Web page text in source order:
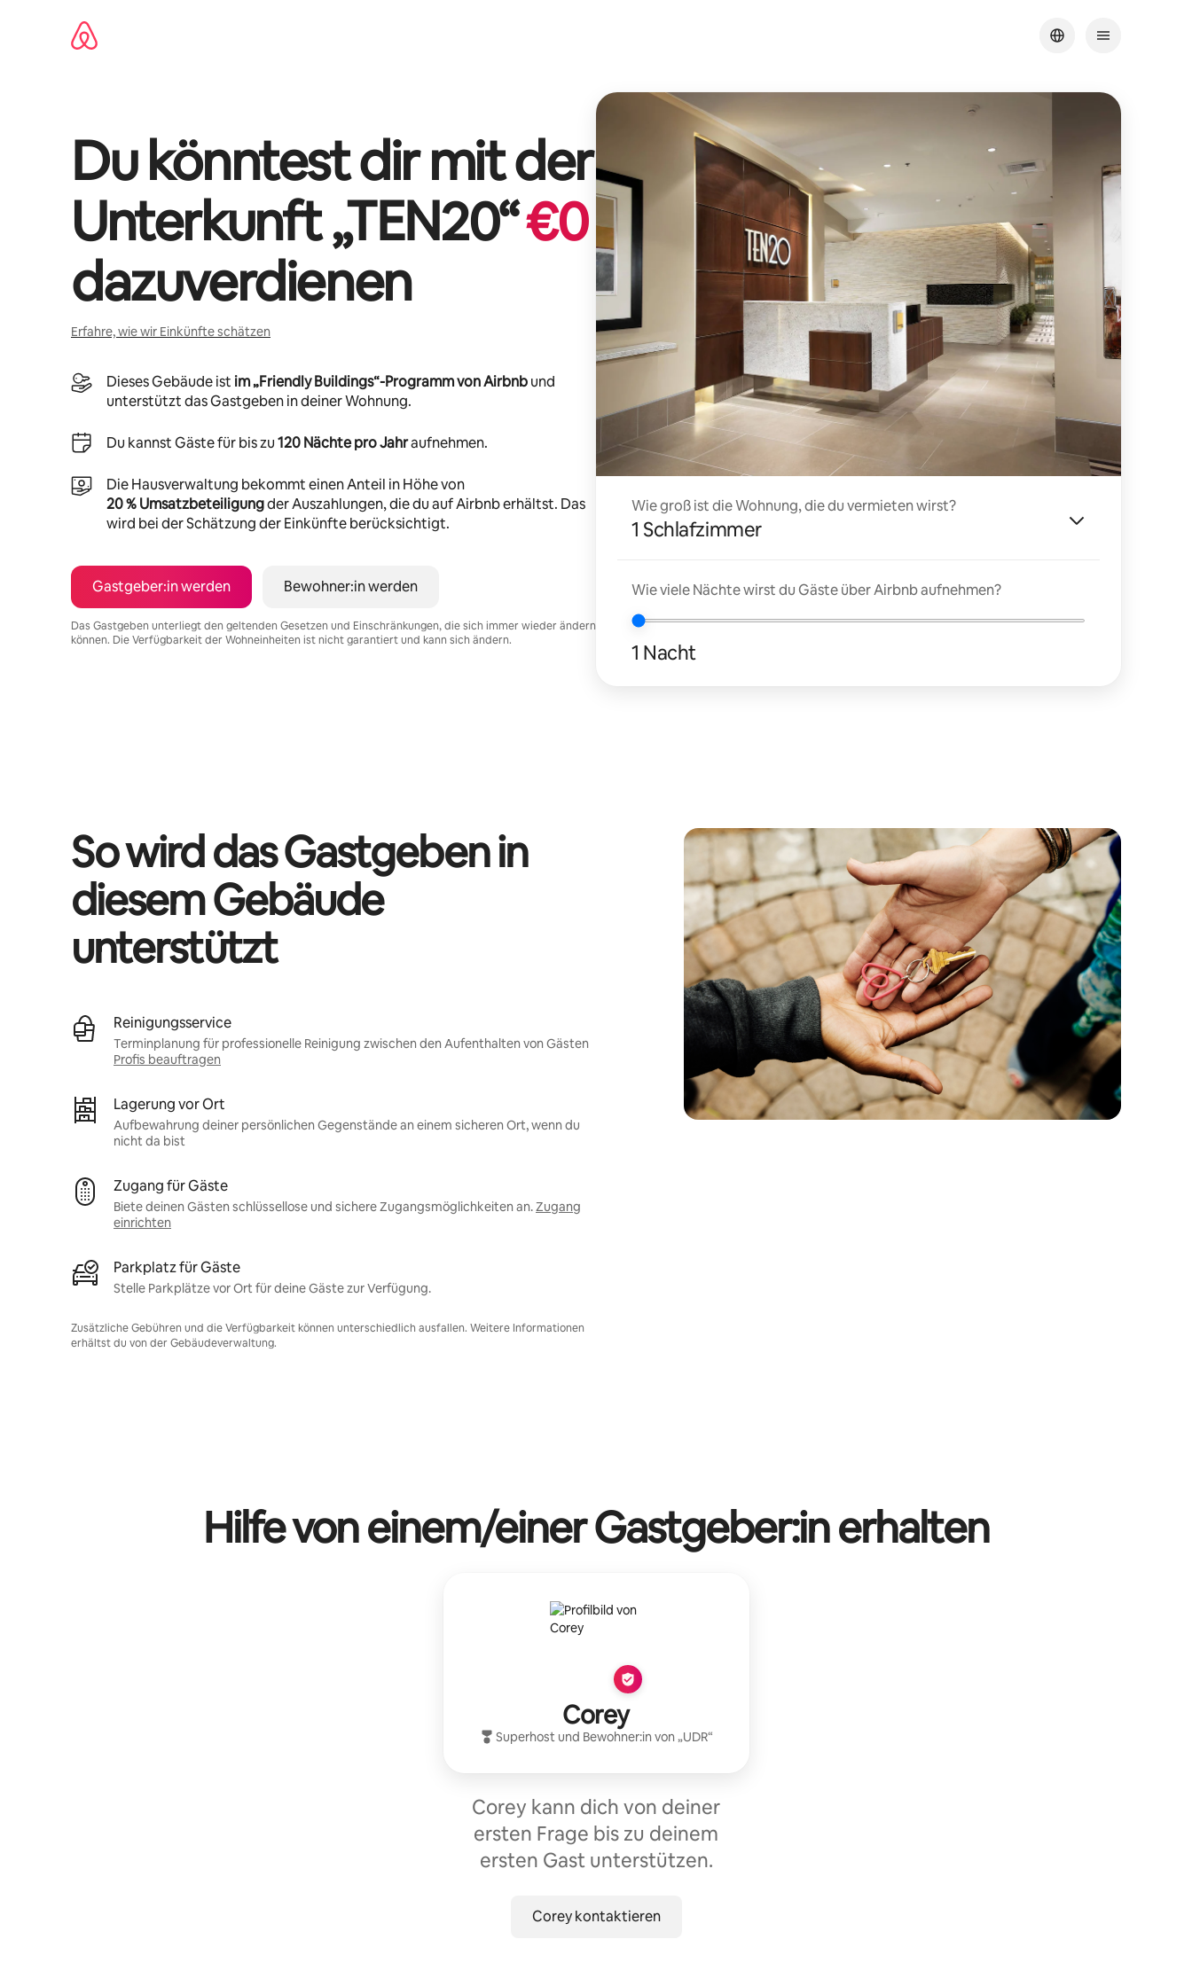
Du könntest dir mit der
Unterkunft „TEN20“€0
dazuverdienen
Erfahre, wie wir Einkünfte schätzen
Dieses Gebäude ist im „Friendly Buildings“-Programm von Airbnbund
unterstützt das Gastgeben in deiner Wohnung.
Du kannst Gäste für bis zu120 Nächte pro Jahraufnehmen.
Die Hausverwaltung bekommt einen Anteil in Höhe von
20 % Umsatzbeteiligungder Auszahlungen, die du auf Airbnb erhältst. Das
wird bei der Schätzung der Einkünfte berücksichtigt.
Gastgeber:in werden Bewohner:in werden
Das Gastgeben unterliegt den geltenden Gesetzen und Einschränkungen, die sich immer wieder ändern
können. Die Verfügbarkeit der Wohneinheiten ist nicht garantiert und kann sich ändern.
Wie groß ist die Wohnung, die du vermieten wirst?
1 Schlafzimmer
Wie viele Nächte wirst du Gäste über Airbnb aufnehmen?
1 Nacht
So wird das Gastgeben in
diesem Gebäude
unterstützt
Reinigungsservice
Terminplanung für professionelle Reinigung zwischen den Aufenthalten von Gästen
Profis beauftragen
Lagerung vor Ort
Aufbewahrung deiner persönlichen Gegenstände an einem sicheren Ort, wenn du
nicht da bist
Zugang für Gäste
Biete deinen Gästen schlüssellose und sichere Zugangsmöglichkeiten an.Zugang
einrichten
Parkplatz für Gäste
Stelle Parkplätze vor Ort für deine Gäste zur Verfügung.
Zusätzliche Gebühren und die Verfügbarkeit können unterschiedlich ausfallen. Weitere Informationen
erhältst du von der Gebäudeverwaltung.
Hilfe von einem/einer Gastgeber:in erhalten
Corey
Superhost und Bewohner:in von „UDR“
Corey kann dich von deiner
ersten Frage bis zu deinem
ersten Gast unterstützen.
Corey kontaktieren